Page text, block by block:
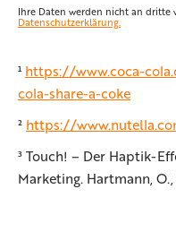
Ihre Daten werden nicht an dritte
Datenschutzerklärung.
¹https://www.coca-
cola-share-a-coke
² https://
³ Touch! – Der Haptik-
Marketing. Hartmann, O.,